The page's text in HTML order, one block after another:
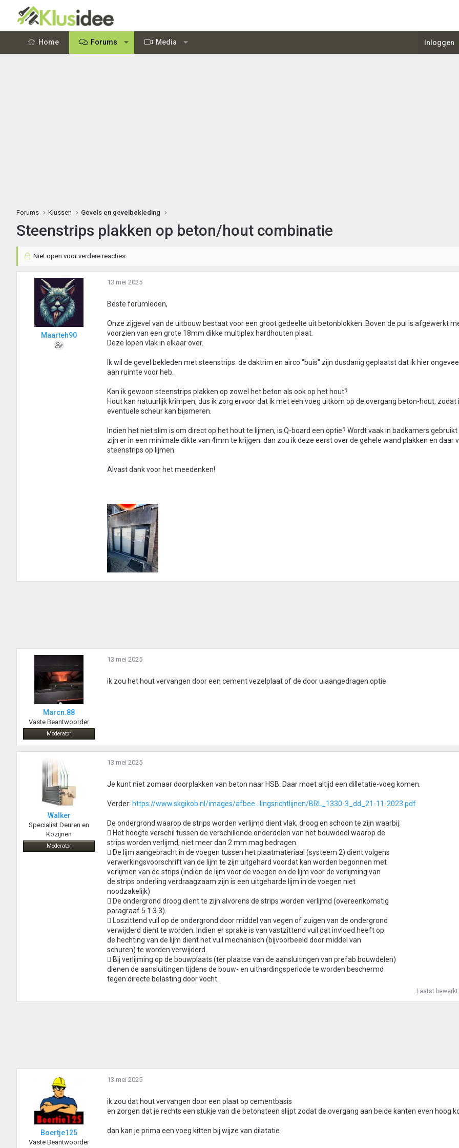
Home Forums Media Inloggen
Forums Klussen Gevels en gevelbekleding
Steenstrips plakken op beton/hout combinatie
Niet open voor verdere reacties.
Maarteh90
13 mei 2025
Beste forumleden,
Onze zijgevel van de uitbouw bestaat voor een groot gedeelte uit betonblokken. Boven de pui is afgewerkt
voorzien van een grote 18mm dikke multiplex hardhouten plaat.
Deze lopen vlak in elkaar over.
Ik wil de gevel bekleden met steenstrips. de daktrim en airco "buis" zijn dusdanig geplaatst dat ik hier
aan ruimte voor heb.
Kan ik gewoon steenstrips plakken op zowel het beton als ook op het hout?
Hout kan natuurlijk krimpen, dus ik zorg ervoor dat ik met een voeg uitkom op de overgang beton-hout, zodat
eventuele scheur kan bijsmeren.
Indien het niet slim is om direct op het hout te lijmen, is Q-board een optie? Wordt vaak in badkamers
zijn er in een minimale dikte van 4mm te krijgen. dan zou ik deze eerst over de gehele wand plakken en daar
steenstrips op lijmen.
Alvast dank voor het meedenken!
Marcn.88
Vaste Beantwoorder
Moderator
13 mei 2025
ik zou het hout vervangen door een cement vezelplaat of de door u aangedragen optie
Walker
Specialist Deuren en
Kozijnen
Moderator
13 mei 2025
Je kunt niet zomaar doorplakken van beton naar HSB. Daar moet altijd een dilletatie-voeg komen.
Verder: https://www.skgikob.nl/images/afbee...lingsrichtlijnen/BRL_1330-3_dd_21-11-2023.pdf
De ondergrond waarop de strips worden verlijmd dient vlak, droog en schoon te zijn waarbij:
 Het hoogte verschil tussen de verschillende onderdelen van het bouwdeel waarop de
strips worden verlijmd, niet meer dan 2 mm mag bedragen.
 De lijm aangebracht in de voegen tussen het plaatmateriaal (systeem 2) dient volgens
verwerkingsvoorschrift van de lijm te zijn uitgehard voordat kan worden begonnen met
verlijmen van de strips (indien de lijm voor de voegen en de lijm voor de verlijming van
de strips onderling verdraagzaam zijn is een uitgeharde lijm in de voegen niet
noodzakelijk)
 De ondergrond droog dient te zijn alvorens de strips worden verlijmd (overeenkomstig
paragraaf 5.1.3.3).
 Loszittend vuil op de ondergrond door middel van vegen of zuigen van de ondergrond
verwijderd dient te worden. Indien er sprake is van vastzittend vuil dat invloed heeft op
de hechting van de lijm dient het vuil mechanisch (bijvoorbeeld door middel van
schuren) te worden verwijderd.
 Bij verlijming op de bouwplaats (ter plaatse van de aansluitingen van prefab bouwdelen)
dienen de aansluitingen tijdens de bouw- en uithardingsperiode te worden beschermd
tegen directe belasting door vocht.
Laatst
Boertje125
Vaste Beantwoorder
13 mei 2025
ik zou dat hout vervangen door een plaat op cementbasis
en zorgen dat je rechts een stukje van die betonsteen slijpt zodat de overgang aan beide kanten even hoog
dan kan je prima een voeg kitten bij wijze van dilatatie